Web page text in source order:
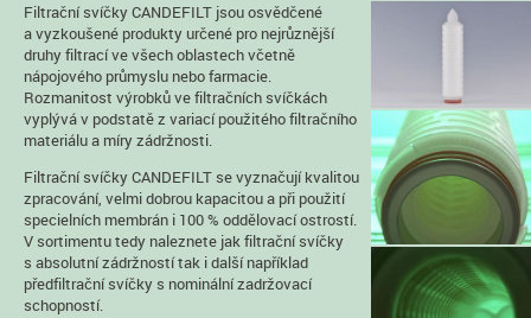
Filtrační svíčky CANDEFILT jsou osvědčené
a vyzkoušené produkty určené pro nejrůznější
druhy filtrací ve všech oblastech včetně
nápojového průmyslu nebo farmacie.
Rozmanitost výrobků ve filtračních svíčkách
vyplývá v podstatě z variací použitého filtračního
materiálu a míry zádržnosti.
Filtrační svíčky CANDEFILT se vyznačují kvalitou
zpracování, velmi dobrou kapacitou a při použití
specielních membrán i 100 % oddělovací ostrostí.
V sortimentu tedy naleznete jak filtrační svíčky
s absolutní zádržností tak i další například
předfiltrační svíčky s nominální zadržovací
schopností.